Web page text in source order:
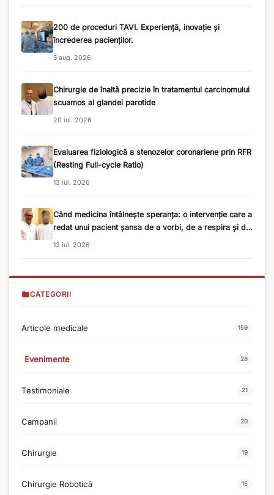
200 de proceduri TAVI. Experiență, inovație și
încrederea pacienților.
5 aug. 2026
Chirurgie de înaltă precizie în tratamentul carcinomului
scuamos al glandei parotide
20 iul. 2026
Evaluarea fiziologică a stenozelor coronariene prin RFR
(Resting Full-cycle Ratio)
13 iul. 2026
Când medicina întâlnește speranța: o intervenție care a
redat unui pacient șansa de a vorbi, de a respira și de
13 iul. 2026
CATEGORII
Articole medicale 159
Evenimente 28
Testimoniale 21
Campanii 20
Chirurgie 19
Chirurgie Robotică 15